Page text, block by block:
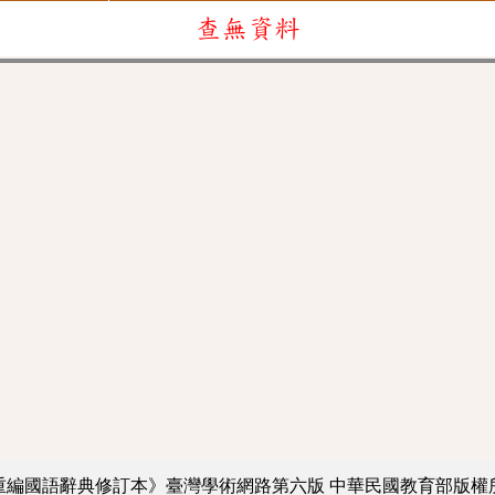
查無資料
編國語辭典修訂本》臺灣學術網路第六版 中華民國教育部版權